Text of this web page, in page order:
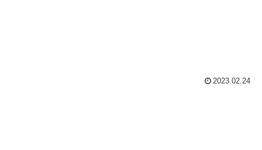
2023.02.24